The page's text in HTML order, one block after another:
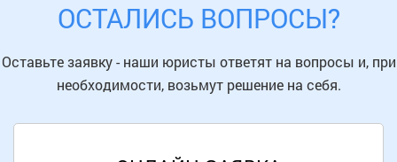
ОСТАЛИСЬ ВОПРОСЫ?
Оставьте заявку - наши юристы ответят на вопросы и, при
необходимости, возьмут решение на себя.